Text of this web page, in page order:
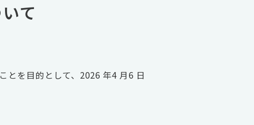
て
とを目的として、2026 年4 月6 日